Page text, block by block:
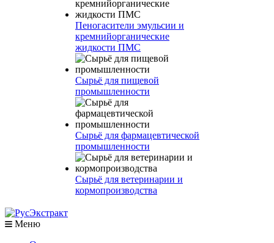
Пеногасители эмульсии и
кремнийорганические
жидкости ПМС
Сырьё для пищевой
промышленности
Сырьё для фармацевтической
промышленности
Сырьё для ветеринарии и
кормопроизводства
Меню